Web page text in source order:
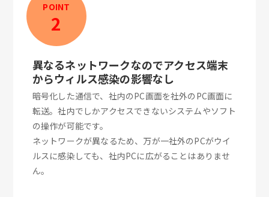
POINT
2
異なるネットワークなのでアクセス端末
からウィルス感染の影響なし
暗号化した通信で、社内のPC画面を社外のPC画面に
転送。社内でしかアクセスできないシステムやソフト
の操作が可能です。
ネットワークが異なるため、万が一社外のPCがウイ
ルスに感染しても、社内PCに広がることはありませ
ん。